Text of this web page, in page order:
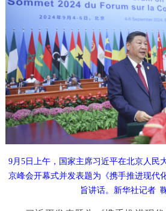
9月5日上午，国家主席习近平在北京人民
京峰会开幕式并发表题为《携手推进现代
旨讲话。新华社记者